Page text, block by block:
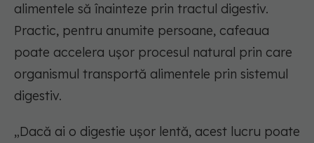
alimentele să înainteze prin tractul digestiv.
Practic, pentru anumite persoane, cafeaua
poate accelera ușor procesul natural prin care
organismul transportă alimentele prin sistemul
digestiv.
„Dacă ai o digestie ușor lentă, acest lucru poate